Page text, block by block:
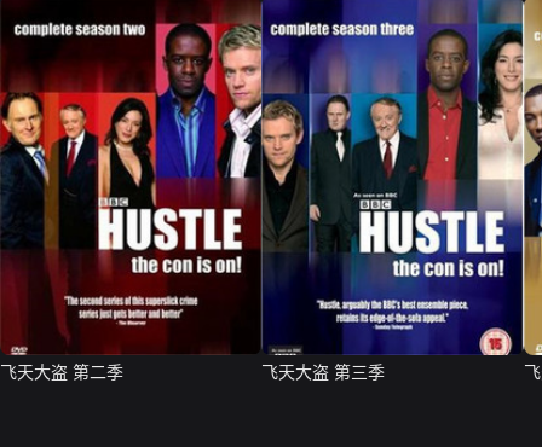
飞天大盗 第二季 飞天大盗 第三季